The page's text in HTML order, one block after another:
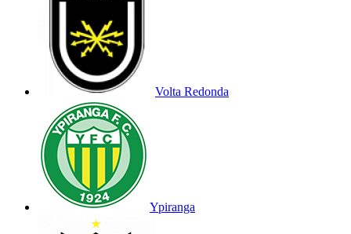
Volta Redonda
Ypiranga